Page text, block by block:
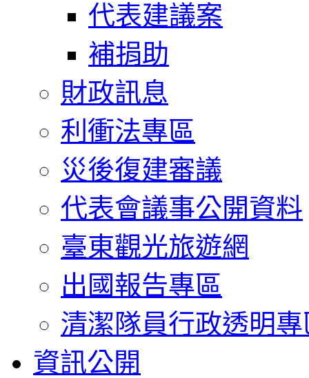
代表建議案
補捐助
財政訊息
利衝法專區
災後復建審議
代表會議事公開資料
臺東觀光旅遊網
出國報告專區
清潔隊員行政透明專
資訊公開